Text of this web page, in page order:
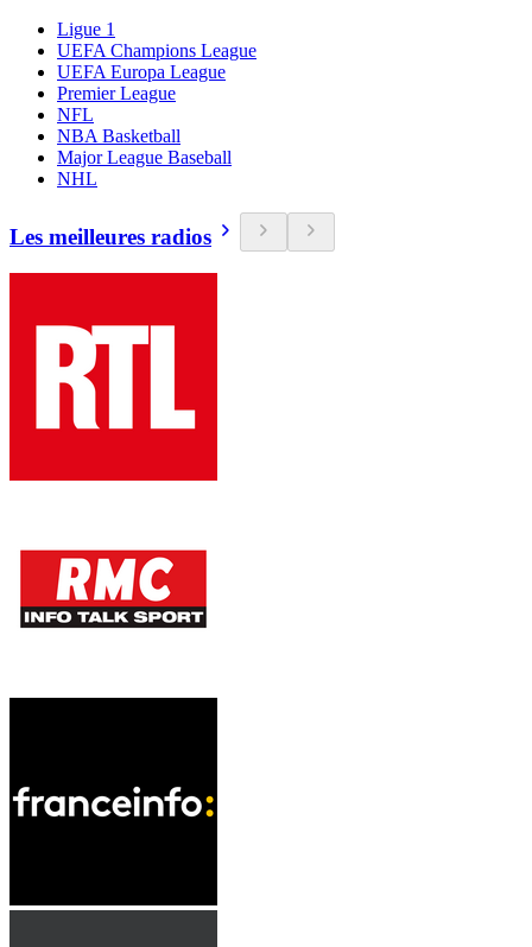
Ligue 1
UEFA Champions League
UEFA Europa League
Premier League
NFL
NBA Basketball
Major League Baseball
NHL
Les meilleures radios